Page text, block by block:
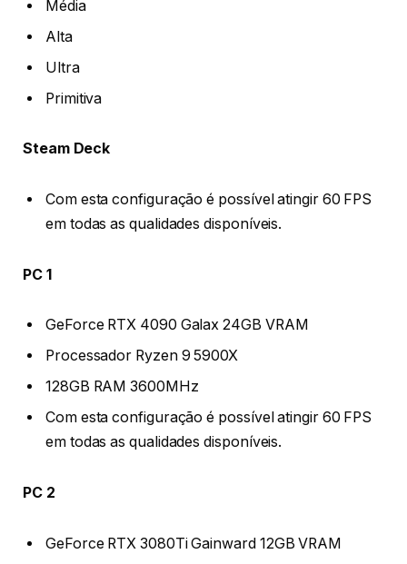
Média
Alta
Ultra
Primitiva
Steam Deck
Com esta configuração é possível atingir 60 FPS
em todas as qualidades disponíveis.
PC 1
GeForce RTX 4090 Galax 24GB VRAM
Processador Ryzen 9 5900X
128GB RAM 3600MHz
Com esta configuração é possível atingir 60 FPS
em todas as qualidades disponíveis.
PC 2
GeForce RTX 3080Ti Gainward 12GB VRAM